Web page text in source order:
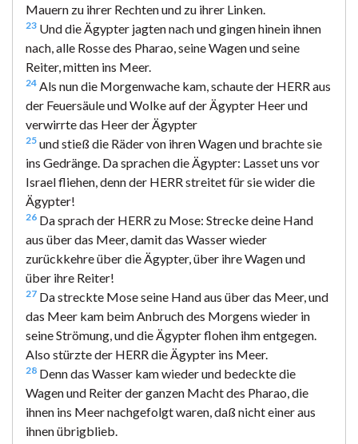
Mauern zu ihrer Rechten und zu ihrer Linken.
23 Und die Ägypter jagten nach und gingen hinein ihnen
nach, alle Rosse des Pharao, seine Wagen und seine
Reiter, mitten ins Meer.
24 Als nun die Morgenwache kam, schaute der HERR aus
der Feuersäule und Wolke auf der Ägypter Heer und
verwirrte das Heer der Ägypter
25 und stieß die Räder von ihren Wagen und brachte sie
ins Gedränge. Da sprachen die Ägypter: Lasset uns vor
Israel fliehen, denn der HERR streitet für sie wider die
Ägypter!
26 Da sprach der HERR zu Mose: Strecke deine Hand
aus über das Meer, damit das Wasser wieder
zurückkehre über die Ägypter, über ihre Wagen und
über ihre Reiter!
27 Da streckte Mose seine Hand aus über das Meer, und
das Meer kam beim Anbruch des Morgens wieder in
seine Strömung, und die Ägypter flohen ihm entgegen.
Also stürzte der HERR die Ägypter ins Meer.
28 Denn das Wasser kam wieder und bedeckte die
Wagen und Reiter der ganzen Macht des Pharao, die
ihnen ins Meer nachgefolgt waren, daß nicht einer aus
ihnen übrigblieb.